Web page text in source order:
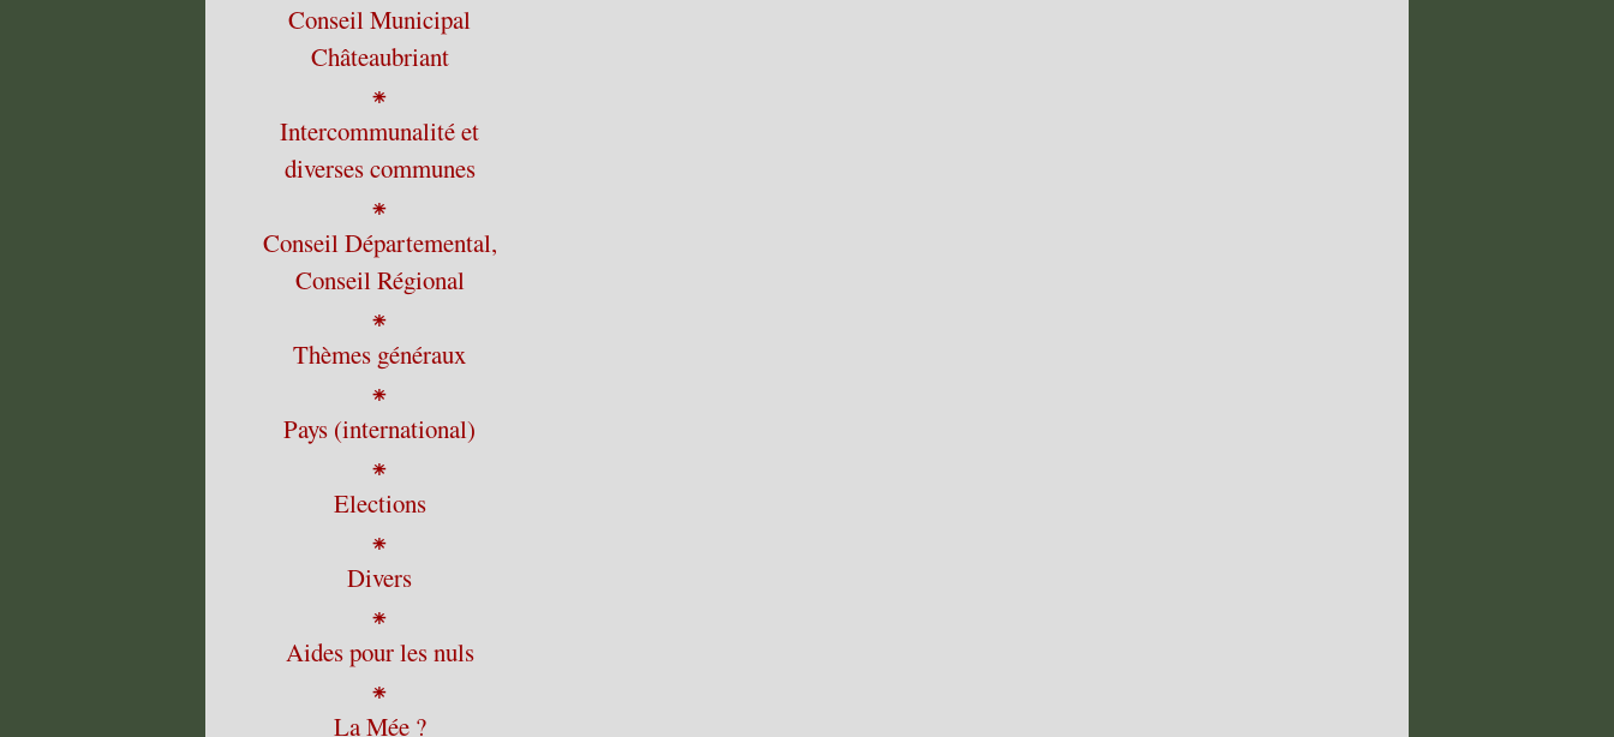
Conseil Municipal
Châteaubriant
⁕
Intercommunalité et
diverses communes
⁕
Conseil Départemental,
Conseil Régional
⁕
Thèmes généraux
⁕
Pays (international)
⁕
Elections
⁕
Divers
⁕
Aides pour les nuls
⁕
La Mée ?